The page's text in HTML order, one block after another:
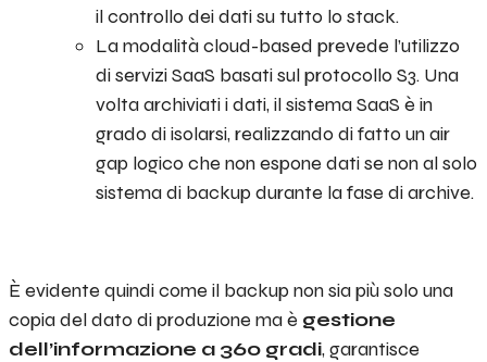
il controllo dei dati su tutto lo stack.
La modalità cloud-based prevede l’utilizzo
di servizi SaaS basati sul protocollo S3. Una
volta archiviati i dati, il sistema SaaS è in
grado di isolarsi, realizzando di fatto un air
gap logico che non espone dati se non al solo
sistema di backup durante la fase di archive.
È evidente quindi come il backup non sia più solo una
copia del dato di produzione ma è gestione
dell’informazione a 360 gradi, garantisce